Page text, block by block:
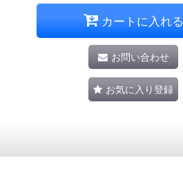
カートに入れる
お問い合わせ
お気に入り登録